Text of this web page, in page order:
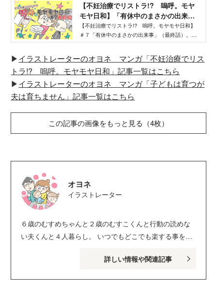
【不妊治療でリストラ!? 嗚呼。モヤ
モヤ日和】「有休中のまさかの出来
事」（最終話） - WEB げんき｜講談社
【不妊治療でリストラ!? 嗚呼。モヤモヤ日和】
＃７「有休中のまさかの出来事」（最終話）。子
ンガです！
▶イラストレーターのオヨネ マンガ「不妊治療でリス
トラ!? 嗚呼。モヤモヤ日和」記事一覧はこちら
▶イラストレーターのオヨネ マンガ「子どもは育つが
夫は育ちません」記事一覧はこちら
この記事の画像をもっと見る（4枚）
オヨネ
イラストレーター
６歳のむすめちゃんと２歳のむすこくんと行動の読めな
い夫くんと４人暮らし。 いつでもどこでも楽する事を必
@o4nemama 【Twitter】@Dq4O4ne詳しい情報や関連記事